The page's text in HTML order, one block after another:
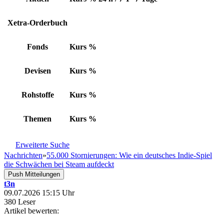
Xetra-Orderbuch
Fonds Kurs %
Devisen Kurs %
Rohstoffe Kurs %
Themen Kurs %
Erweiterte Suche
Nachrichten»55.000 Stornierungen: Wie ein deutsches Indie-Spiel
die Schwächen bei Steam aufdeckt
Push Mitteilungen
t3n
09.07.2026 15:15 Uhr
380 Leser
Artikel bewerten: